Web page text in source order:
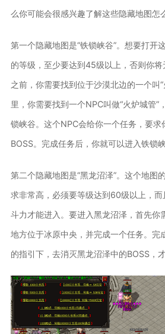
么你可能会很感兴趣了解这些隐藏地图怎
第一个隐藏地图是“铁锁峡谷”。想要打开
的等级，至少要达到45级以上，否则你
之前，你需要找到位于沙漠北边的一个叫
里，你需要找到一个NPC叫做“火炉城管”
锁峡谷。这个NPC会给你一个任务，要求
BOSS。完成任务后，你就可以进入铁锁峡
第二个隐藏地图是“黑龙沼泽”。这个地图
求非常高，必须要等级达到60级以上，
斗力才能进入。要进入黑龙沼泽，首先你
地方位于冰原中央，并完成一个任务。完
的指引下，去消灭黑龙沼泽中的BOSS，